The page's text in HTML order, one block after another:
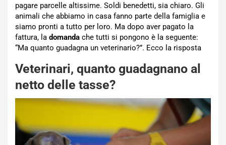
pagare parcelle altissime. Soldi benedetti, sia chiaro. Gli
animali che abbiamo in casa fanno parte della famiglia e
siamo pronti a tutto per loro. Ma dopo aver pagato la
fattura, la domanda che tutti si pongono è la seguente:
“Ma quanto guadagna un veterinario?”. Ecco la risposta
Veterinari, quanto guadagnano al
netto delle tasse?